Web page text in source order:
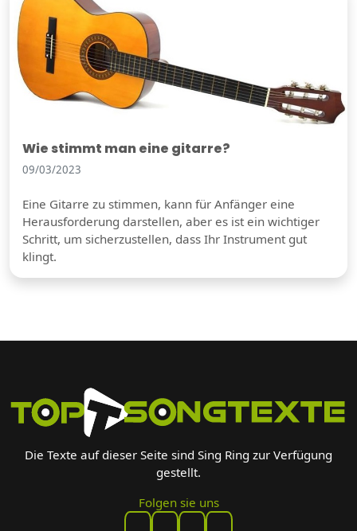
Wie stimmt man eine gitarre?
09/03/2023
Eine Gitarre zu stimmen, kann für Anfänger eine
Herausforderung darstellen, aber es ist ein wichtiger
Schritt, um sicherzustellen, dass Ihr Instrument gut
klingt.
Die Texte auf dieser Seite sind Sing Ring zur Verfügung
gestellt.
Folgen sie uns